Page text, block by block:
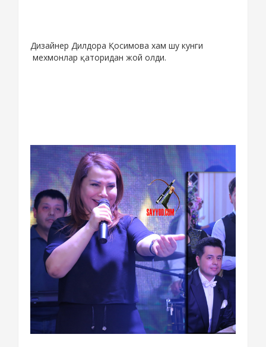
Дизайнер Дилдора Қосимова хам шу кунги
мехмонлар қаторидан жой олди.